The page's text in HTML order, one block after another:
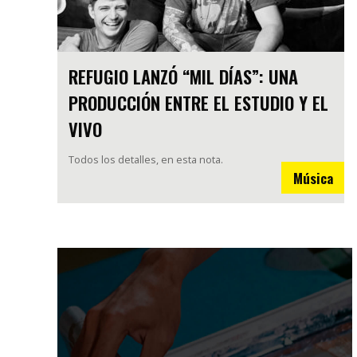
REFUGIO LANZÓ “MIL DÍAS”: UNA
PRODUCCIÓN ENTRE EL ESTUDIO Y EL
VIVO
Todos los detalles, en esta nota.
Música